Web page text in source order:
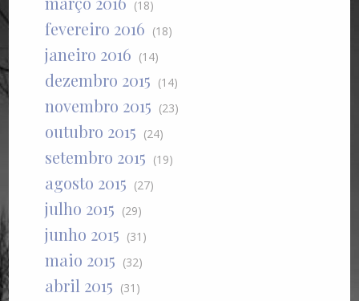
(18)
fevereiro 2016 (18)
janeiro 2016 (14)
dezembro 2015 (14)
novembro 2015 (23)
outubro 2015 (24)
setembro 2015 (19)
agosto 2015 (27)
julho 2015 (29)
junho 2015 (31)
maio 2015 (32)
abril 2015 (31)